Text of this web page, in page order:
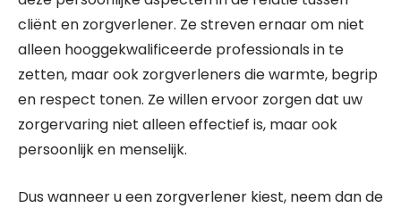
cliënt en zorgverlener. Ze streven ernaar om niet
alleen hooggekwalificeerde professionals in te
zetten, maar ook zorgverleners die warmte, begrip
en respect tonen. Ze willen ervoor zorgen dat uw
zorgervaring niet alleen effectief is, maar ook
persoonlijk en menselijk.
Dus wanneer u een zorgverlener kiest, neem dan de